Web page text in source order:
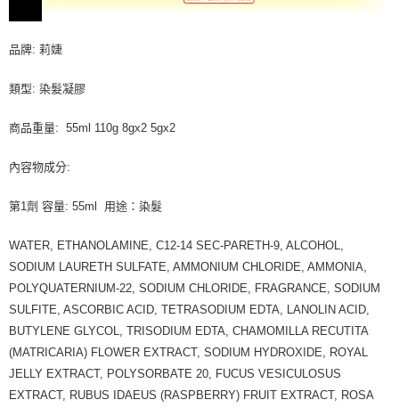
品牌: 莉婕
類型: 染髮凝膠
商品重量: 55ml 110g 8gx2 5gx2
內容物成分:
第1劑 容量: 55ml 用途：染髮
WATER, ETHANOLAMINE, C12-14 SEC-PARETH-9, ALCOHOL,
SODIUM LAURETH SULFATE, AMMONIUM CHLORIDE, AMMONIA,
POLYQUATERNIUM-22, SODIUM CHLORIDE, FRAGRANCE, SODIUM
SULFITE, ASCORBIC ACID, TETRASODIUM EDTA, LANOLIN ACID,
BUTYLENE GLYCOL, TRISODIUM EDTA, CHAMOMILLA RECUTITA
(MATRICARIA) FLOWER EXTRACT, SODIUM HYDROXIDE, ROYAL
JELLY EXTRACT, POLYSORBATE 20, FUCUS VESICULOSUS
EXTRACT, RUBUS IDAEUS (RASPBERRY) FRUIT EXTRACT, ROSA